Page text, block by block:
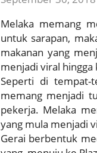
Melaka memang
untuk sarapan,
makanan yang
menjadi viral
Seperti di tempat-
memang menjadi
pekerja. Melaka
yang mula menjadi
Gerai berbentuk